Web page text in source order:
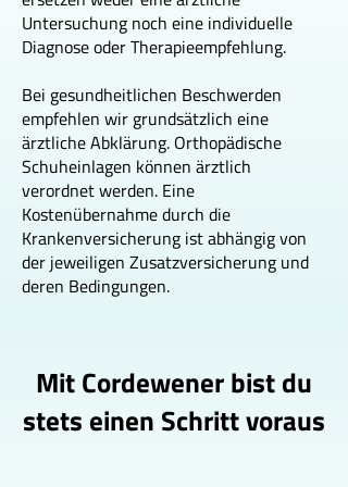
Untersuchung noch eine individuelle
Diagnose oder Therapieempfehlung.
Bei gesundheitlichen Beschwerden
empfehlen wir grundsätzlich eine
ärztliche Abklärung. Orthopädische
Schuheinlagen können ärztlich
verordnet werden. Eine
Kostenübernahme durch die
Krankenversicherung ist abhängig von
der jeweiligen Zusatzversicherung und
deren Bedingungen.
Mit Cordewener bist du
stets einen Schritt voraus